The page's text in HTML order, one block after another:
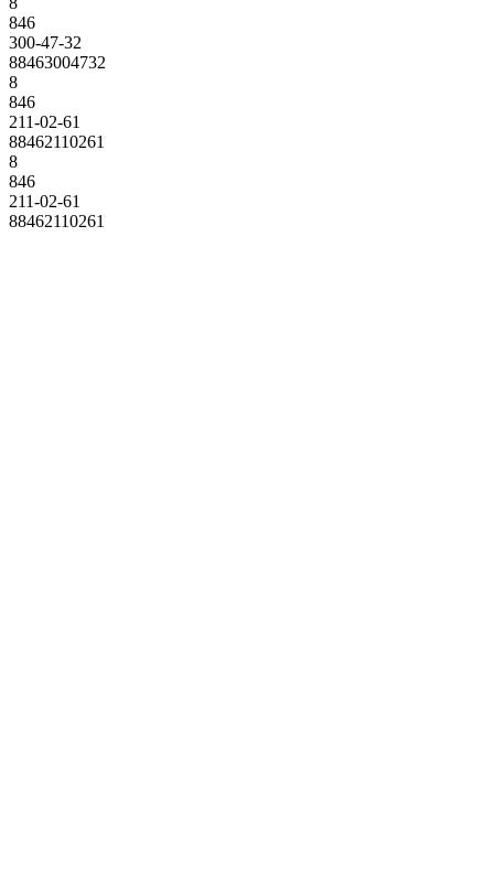
846
300-47-32
88463004732
8
846
211-02-61
88462110261
8
846
211-02-61
88462110261